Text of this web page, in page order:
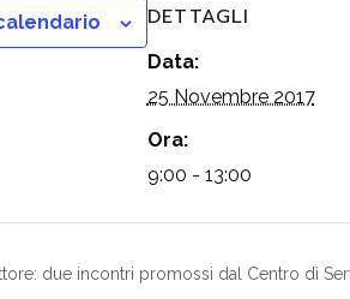
DETTAGLI
Data:
25 Novembre 2017
Ora:
9:00 - 13:00
due incontri promossi dal Centro di